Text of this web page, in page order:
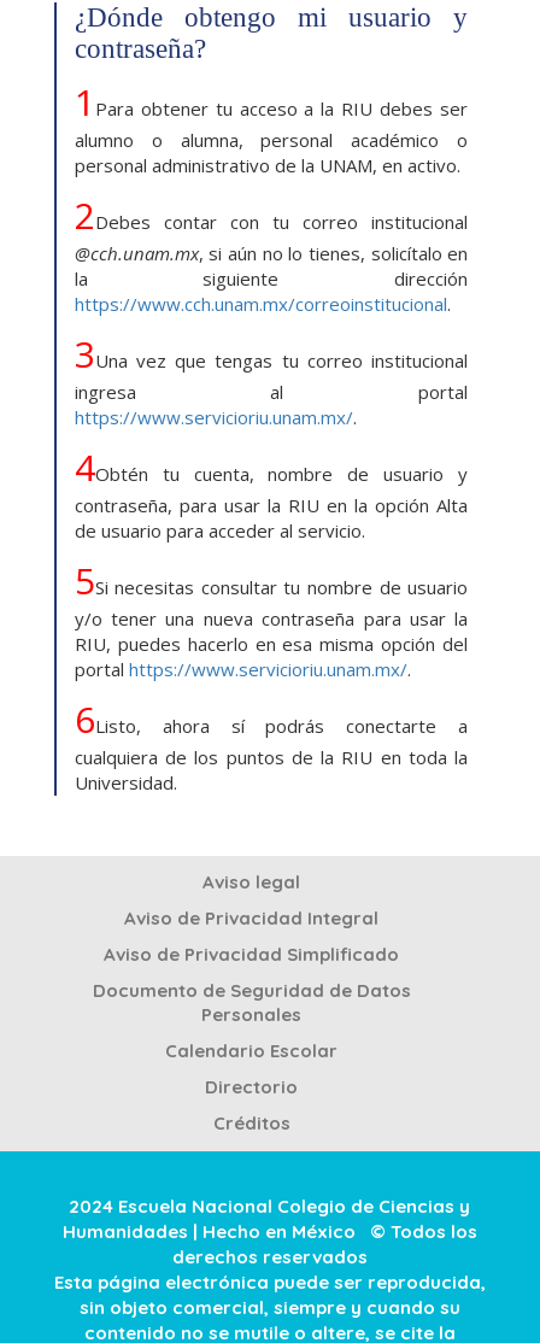
¿Dónde obtengo mi usuario y
contraseña?
1 Para obtener tu acceso a la RIU debes ser
alumno o alumna, personal académico o
personal administrativo de la UNAM, en activo.
2Debes contar con tu correo institucional
@cch.unam.mx, si aún no lo tienes, solicítalo en
la siguiente dirección
https://www.cch.unam.mx/correoinstitucional.
3Una vez que tengas tu correo institucional
ingresa al portal
https://www.servicioriu.unam.mx/.
4Obtén tu cuenta, nombre de usuario y
contraseña, para usar la RIU en la opción Alta
de usuario para acceder al servicio.
5Si necesitas consultar tu nombre de usuario
y/o tener una nueva contraseña para usar la
RIU, puedes hacerlo en esa misma opción del
portal https://www.servicioriu.unam.mx/.
6Listo, ahora sí podrás conectarte a
cualquiera de los puntos de la RIU en toda la
Universidad.
Aviso legal
Aviso de Privacidad Integral
Aviso de Privacidad Simplificado
Documento de Seguridad de Datos
Personales
Calendario Escolar
Directorio
Créditos
2024 Escuela Nacional Colegio de Ciencias y
Humanidades | Hecho en México © Todos los
derechos reservados
Esta página electrónica puede ser reproducida,
sin objeto comercial, siempre y cuando su
contenido no se mutile o altere, se cite la